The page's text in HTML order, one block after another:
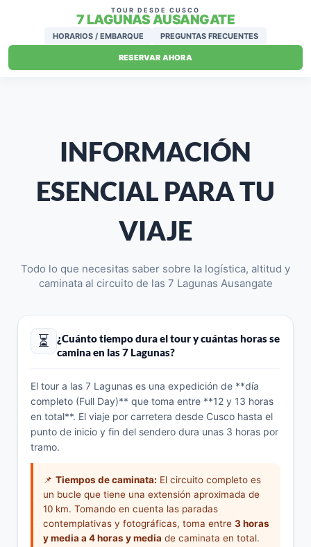
TOUR DESDE CUSCO
7 LAGUNAS AUSANGATE
HORARIOS / EMBARQUE PREGUNTAS FRECUENTES
RESERVAR AHORA
INFORMACIÓN
ESENCIAL PARA TU
VIAJE
Todo lo que necesitas saber sobre la logística, altitud y
caminata al circuito de las 7 Lagunas Ausangate
⏳
¿Cuánto tiempo dura el tour y cuántas horas se
camina en las 7 Lagunas?
El tour a las 7 Lagunas es una expedición de **día
completo (Full Day)** que toma entre **12 y 13 horas
en total**. El viaje por carretera desde Cusco hasta el
punto de inicio y fin del sendero dura unas 3 horas por
tramo.
📌 Tiempos de caminata: El circuito completo es
un bucle que tiene una extensión aproximada de
10 km. Tomando en cuenta las paradas
contemplativas y fotográficas, toma entre 3 horas
y media a 4 horas y media de caminata en total.